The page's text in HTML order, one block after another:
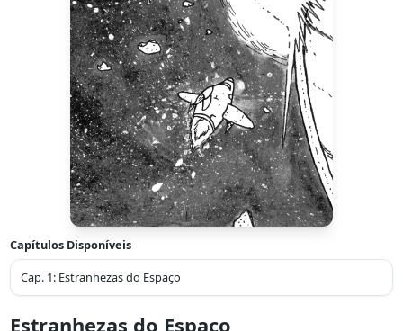
Capítulos Disponíveis
Cap. 1: Estranhezas do Espaço
Estranhezas do Espaço